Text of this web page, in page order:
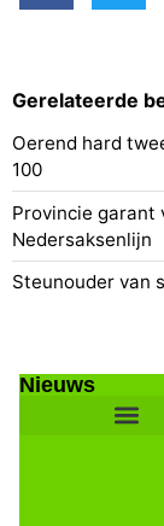
Gerelateerde
Oerend hard
100
Provincie garant
Nedersaksenlijn
Steunouder van
Nieuws